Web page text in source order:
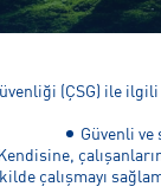
(ÇSG) ile
Güvenli
çalışmayı